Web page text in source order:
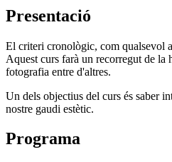
Presentació
El criteri cronològic, com qualsevol
Aquest curs farà un recorregut de la
fotografia entre d'altres.
Un dels objectius del curs és saber
nostre gaudi estètic.
Programa